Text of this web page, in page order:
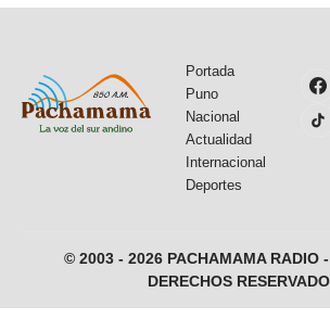
Portada
Puno
Nacional
Actualidad
Internacional
Deportes
© 2003 - 2026 PACHAMAMA RADIO
DERECHOS